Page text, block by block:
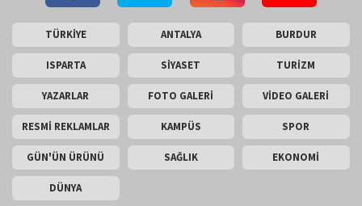
TÜRKİYE ANTALYA BURDUR
ISPARTA SİYASET TURİZM
YAZARLAR FOTO GALERİ VİDEO GALERİ
RESMİ REKLAMLAR KAMPÜS SPOR
GÜN'ÜN ÜRÜNÜ SAĞLIK EKONOMİ
DÜNYA